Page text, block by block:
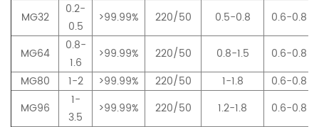
MG32
0.2-
0.5
>99.99% 220/50 0.5-0.8 0.6-0.8
MG64
0.8-
1.6
>99.99% 220/50 0.8-1.5
0.6-0.8
MG80
1-2 >99.99% 220/50 1-1.8
0.6-0.8
MG96
1-
3.5
>99.99% 220/50 1.2-1.8
0.6-0.8